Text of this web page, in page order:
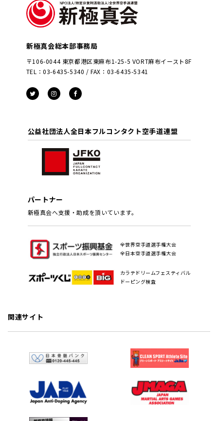
新極真会総本部事務局
〒106-0044 東京都港区東麻布1-25-5 VORT麻布イースト8F
TEL：03-6435-5340 / FAX：03-6435-5341
公益社団法人全日本フルコンタクト空手道連盟
パートナー
新極真会へ支援・助成を頂いています。
全世界空手道選手権大会
全日本空手道選手権大会
カラテドリームフェスティバル
ドーピング検査
関連サイト